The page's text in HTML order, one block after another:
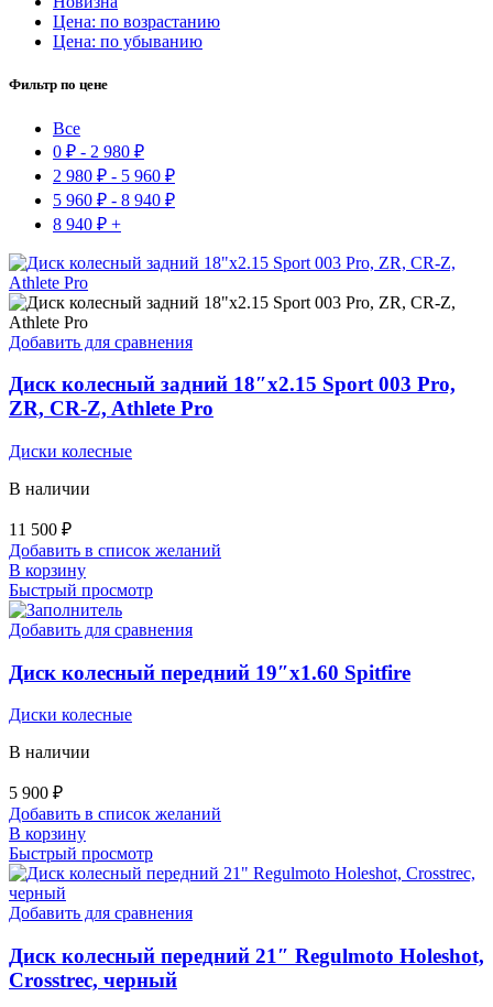
Цена: по возрастанию
Цена: по убыванию
Фильтр по цене
Все
0 ₽ - 2 980 ₽
2 980 ₽ - 5 960 ₽
5 960 ₽ - 8 940 ₽
8 940 ₽ +
Добавить для сравнения
Диск колесный задний 18″x2.15 Sport 003 Pro,
ZR, CR-Z, Athlete Pro
Диски колесные
В наличии
11 500 ₽
Добавить в список желаний
В корзину
Быстрый просмотр
Добавить для сравнения
Диск колесный передний 19″x1.60 Spitfire
Диски колесные
В наличии
5 900 ₽
Добавить в список желаний
В корзину
Быстрый просмотр
Добавить для сравнения
Диск колесный передний 21″ Regulmoto Holeshot,
Crosstrec, черный